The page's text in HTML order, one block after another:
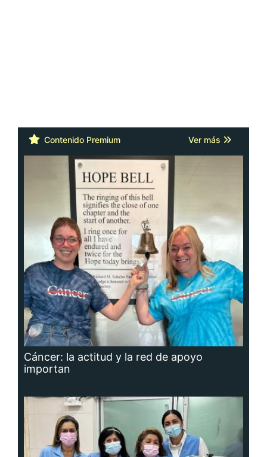
Contenido Premium Ver más
Cáncer: la actitud y la red de apoyo
importan